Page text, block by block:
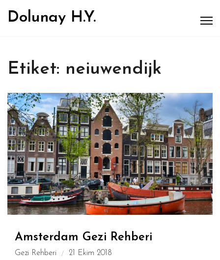
Dolunay H.Y.
Etiket: neiuwendijk
Amsterdam Gezi Rehberi
Gezi Rehberi 21 Ekim 2018